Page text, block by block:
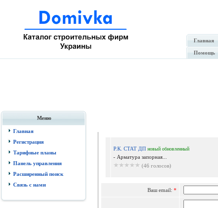
Главная
Помощь
Меню
Главная
Регистрация
Тарифные планы
Панель управления
Расширенный поиск
Связь с нами
Р.К. СТАТ ДП новый обновленный
- Арматура запорная...
(46 голосов)
Ваш email: *